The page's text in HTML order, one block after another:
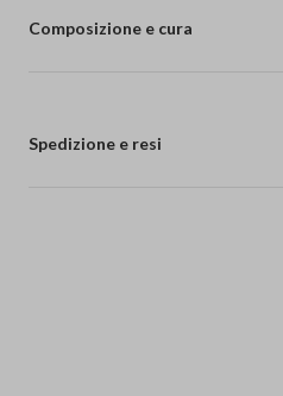
Composizione e cura
Spedizione e resi